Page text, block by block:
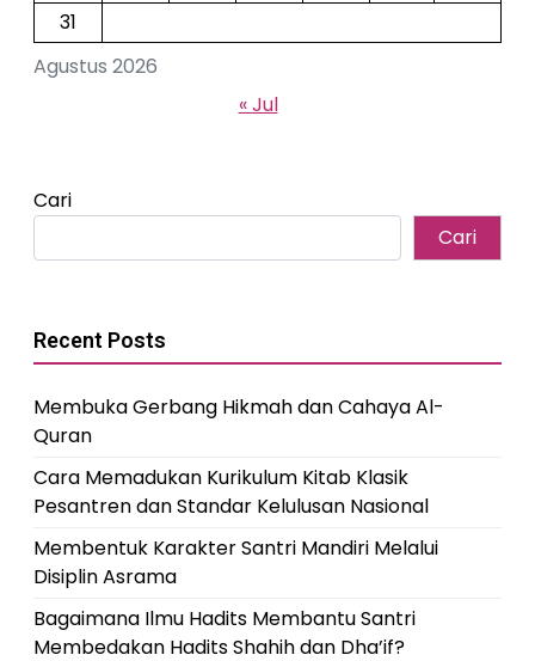
Agustus 2026
31
« Jul
Cari
Cari
Recent Posts
Membuka Gerbang Hikmah dan Cahaya Al-
Quran
Cara Memadukan Kurikulum Kitab Klasik
Pesantren dan Standar Kelulusan Nasional
Membentuk Karakter Santri Mandiri Melalui
Disiplin Asrama
Bagaimana Ilmu Hadits Membantu Santri
Membedakan Hadits Shahih dan Dha’if?